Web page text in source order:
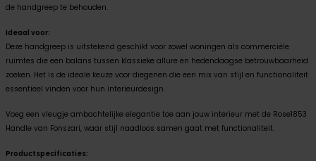
de handgreep te behouden.
Ideaal voor:
Deze handgreep is uitstekend geschikt voor zowel woningen als commerciële
ruimtes die een balans tussen klassieke allure en hedendaagse betrouwbaarheid
zoeken. Het is de ideale keuze voor diegenen die een mix van stijl en functionaliteit
essentieel vinden voor hun interieurdesign.
Voeg een vleugje ambachtelijke elegantie toe aan jouw interieur met de Rose1853
Handle van Fonszari, waar stijl naadloos samen gaat met functionaliteit.
Productspecificaties: